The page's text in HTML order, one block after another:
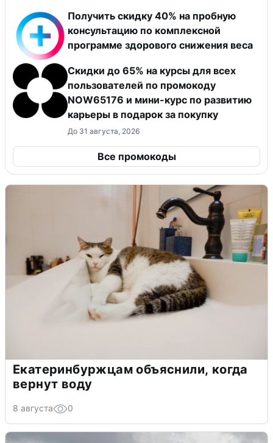
Получить скидку 40% на пробную
консультацию по комплексной
программе здорового снижения веса
Скидки до 65% на курсы для всех
пользователей по промокоду
NOW65176 и мини-курс по развитию
карьеры в подарок за покупку
До 31 августа, 2026
Все промокоды
Екатеринбуржцам объяснили, когда
вернут воду
8 августа 0